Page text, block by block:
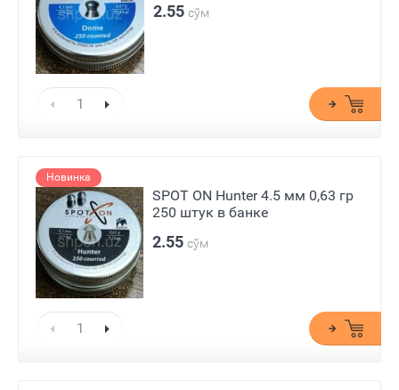
2.55 сўм
Новинка
SPOT ON Hunter 4.5 мм 0,63 гр
250 штук в банке
2.55 сўм